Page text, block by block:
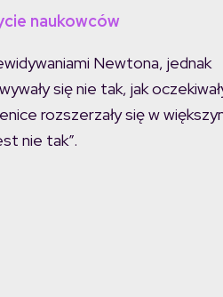
naukowców
Newtona, jednak
się nie tak, jak
rozszerzały się w
nie tak”.